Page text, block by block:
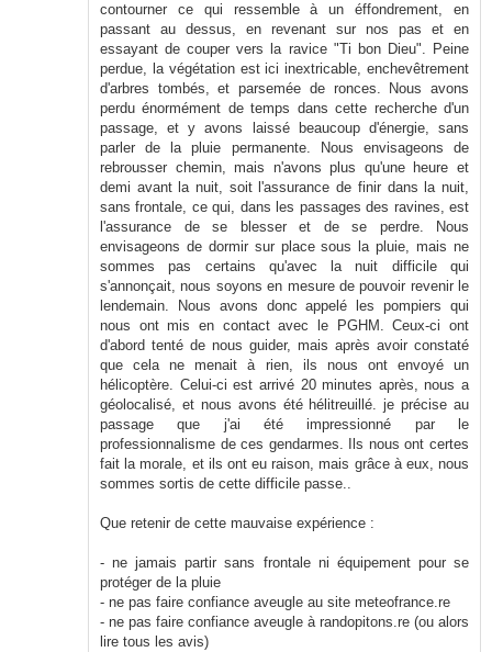
contourner ce qui ressemble à un éffondrement, en
passant au dessus, en revenant sur nos pas et en
essayant de couper vers la ravice "Ti bon Dieu". Peine
perdue, la végétation est ici inextricable, enchevêtrement
d'arbres tombés, et parsemée de ronces. Nous avons
perdu énormément de temps dans cette recherche d'un
passage, et y avons laissé beaucoup d'énergie, sans
parler de la pluie permanente. Nous envisageons de
rebrousser chemin, mais n'avons plus qu'une heure et
demi avant la nuit, soit l'assurance de finir dans la nuit,
sans frontale, ce qui, dans les passages des ravines, est
l'assurance de se blesser et de se perdre. Nous
envisageons de dormir sur place sous la pluie, mais ne
sommes pas certains qu'avec la nuit difficile qui
s'annonçait, nous soyons en mesure de pouvoir revenir le
lendemain. Nous avons donc appelé les pompiers qui
nous ont mis en contact avec le PGHM. Ceux-ci ont
d'abord tenté de nous guider, mais après avoir constaté
que cela ne menait à rien, ils nous ont envoyé un
hélicoptère. Celui-ci est arrivé 20 minutes après, nous a
géolocalisé, et nous avons été hélitreuillé. je précise au
passage que j'ai été impressionné par le
professionnalisme de ces gendarmes. Ils nous ont certes
fait la morale, et ils ont eu raison, mais grâce à eux, nous
sommes sortis de cette difficile passe..
Que retenir de cette mauvaise expérience :
- ne jamais partir sans frontale ni équipement pour se
protéger de la pluie
- ne pas faire confiance aveugle au site meteofrance.re
- ne pas faire confiance aveugle à randopitons.re (ou alors
lire tous les avis)